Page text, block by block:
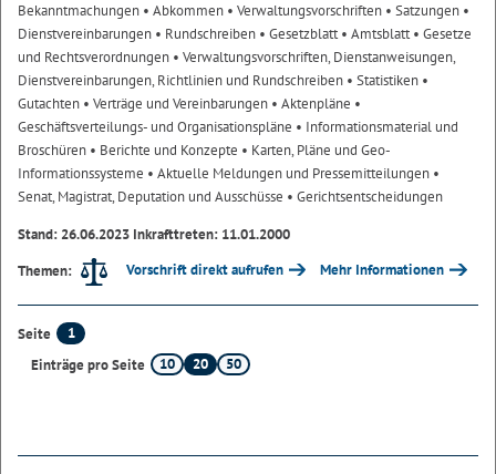
Bekanntmachungen • Abkommen • Verwaltungsvorschriften • Satzungen •
Dienstvereinbarungen • Rundschreiben • Gesetzblatt• Amtsblatt• Gesetze
und Rechtsverordnungen • Verwaltungsvorschriften, Dienstanweisungen,
Dienstvereinbarungen, Richtlinien und Rundschreiben • Statistiken •
Gutachten • Verträge und Vereinbarungen • Aktenpläne •
Geschäftsverteilungs- und Organisationspläne • Informationsmaterial und
Broschüren • Berichte und Konzepte • Karten, Pläne und Geo-
Informationssysteme • Aktuelle Meldungen und Pressemitteilungen •
Senat, Magistrat, Deputation und Ausschüsse • Gerichtsentscheidungen
Stand: 26.06.2023 Inkrafttreten: 11.01.2000
Themen:
Vorschrift direkt aufrufen Mehr Informationen
Seite
1
Einträge pro Seite
10 20 50